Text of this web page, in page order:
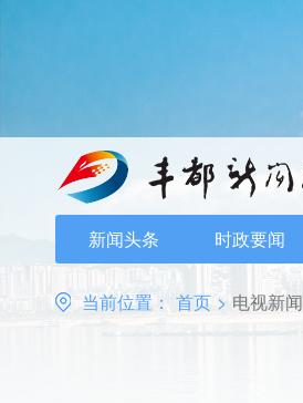
新闻头条 时政要闻
当前位置： 首页 > 电视新闻